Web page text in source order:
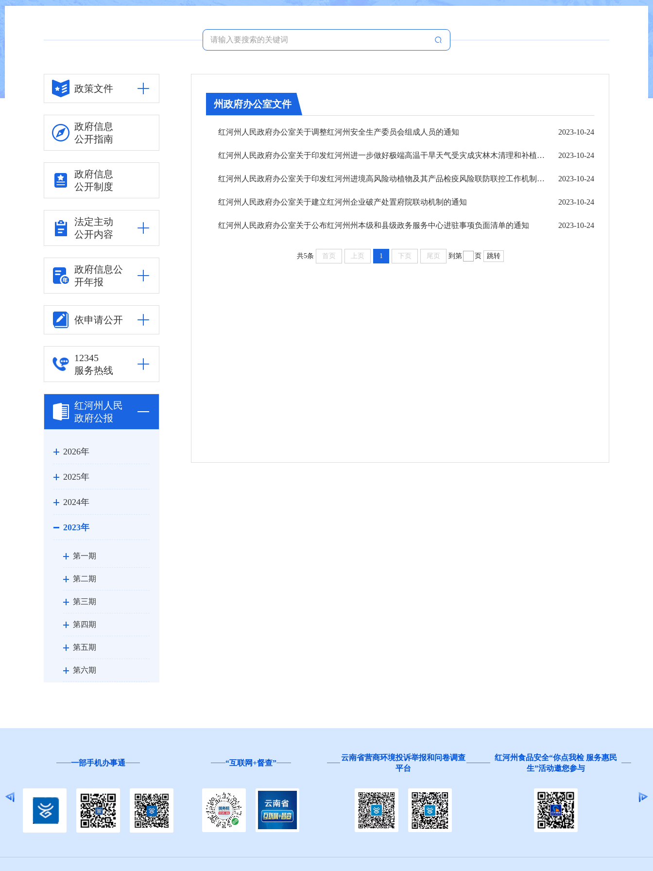
政策文件
政府信息
公开指南
政府信息
公开制度
法定主动
公开内容
政府信息公
开年报
依申请公开
12345
服务热线
红河州人民
政府公报
2026年
2025年
2024年
2023年
第一期
第二期
第三期
第四期
第五期
第六期
州政府办公室文件
规范性文件
第十期
州政府办公室文件
红河州人民政府办公室关于调整红河州安全生产委员会组成人员的通知 2023-10-24
红河州人民政府办公室关于印发红河州进一步做好极端高温干旱天气受灾成灾林木清理和补植修复 ... 2023-10-24
红河州人民政府办公室关于印发红河州进境高风险动植物及其产品检疫风险联防联控工作机制（试 ... 2023-10-24
红河州人民政府办公室关于建立红河州企业破产处置府院联动机制的通知 2023-10-24
红河州人民政府办公室关于公布红河州州本级和县级政务服务中心进驻事项负面清单的通知 2023-10-24
共5条 首页 上页 1 下页 尾页 到第 页 跳转
一部手机办事通 “互联网+督查”
云南省营商环境投诉举报和问卷调查
平台
红河州食品安全“你点我检 服务惠民
生”活动邀您参与